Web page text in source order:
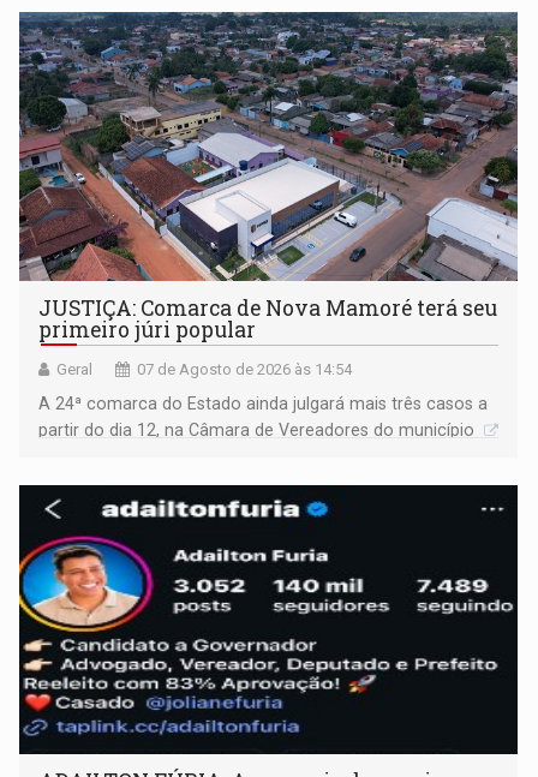
JUSTIÇA: Comarca de Nova Mamoré terá seu
primeiro júri popular
Geral 07 de Agosto de 2026 às 14:54
A 24ª comarca do Estado ainda julgará mais três casos a
partir do dia 12, na Câmara de Vereadores do município